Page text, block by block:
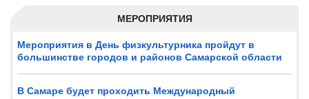
МЕРОПРИЯТИЯ
Мероприятия в День физкультурника пройдут в
большинстве городов и районов Самарской области
В Самаре будет проходить Международный